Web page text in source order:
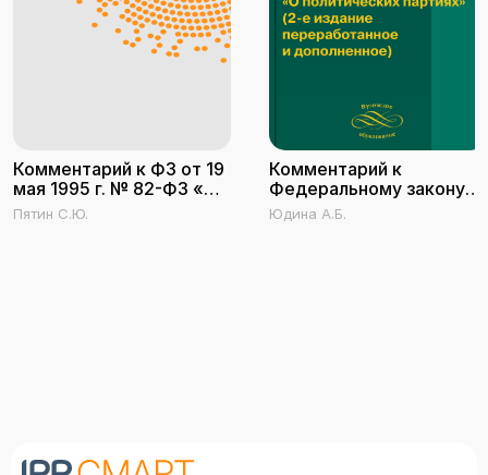
Комментарий к ФЗ от 19
мая 1995 г. № 82-ФЗ «Об
общественных
Пятин С.Ю.
Комментарий к
Федеральному закону
от 11 июля 2001 г. № 95-
ФЗ «О политических
Юдина А.Б.